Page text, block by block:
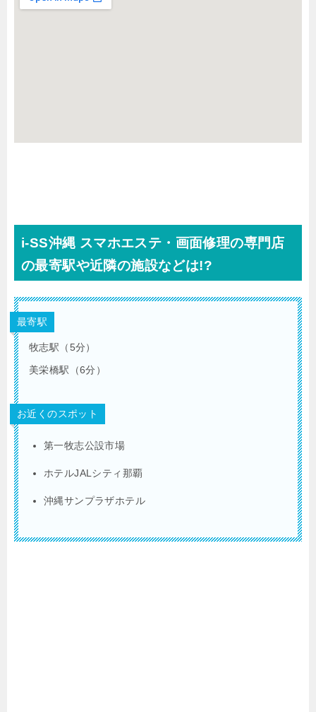
i-SS沖縄 スマホエステ・画面修理の専門店
の最寄駅や近隣の施設などは!?
最寄駅
牧志駅（5分）
美栄橋駅（6分）
お近くのスポット
第一牧志公設市場
ホテルJALシティ那覇
沖縄サンプラザホテル